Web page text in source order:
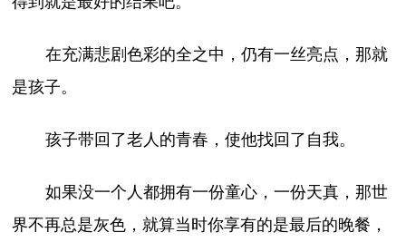
在充满悲剧色彩的全之中，仍有一丝亮点，那就
是孩子。
孩子带回了老人的青春，使他找回了自我。
如果没一个人都拥有一份童心，一份天真，那世
界不再总是灰色，就算当时你享有的是最后的晚餐，